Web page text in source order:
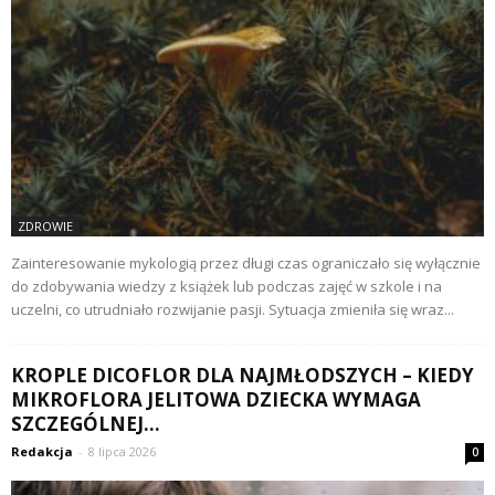
ZDROWIE
Zainteresowanie mykologią przez długi czas ograniczało się wyłącznie
do zdobywania wiedzy z książek lub podczas zajęć w szkole i na
uczelni, co utrudniało rozwijanie pasji. Sytuacja zmieniła się wraz...
KROPLE DICOFLOR DLA NAJMŁODSZYCH – KIEDY
MIKROFLORA JELITOWA DZIECKA WYMAGA
SZCZEGÓLNEJ...
Redakcja - 8 lipca 2026 0